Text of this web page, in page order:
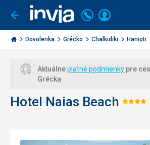
Ísť
späť
Invia.sk
Volajte
+421
2
3221
Prihlásiť
Dovolenka Grécko Chalkidiki Hanioti
Aktuálneplatné podmienky pre
Grécka
Hotel Naias Beach